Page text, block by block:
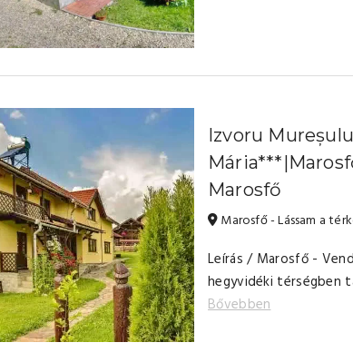
Izvoru
Marosfő
Marosfő - Lássam a
Leírás / Marosfő -
hegyvidéki térségben
Bővebben